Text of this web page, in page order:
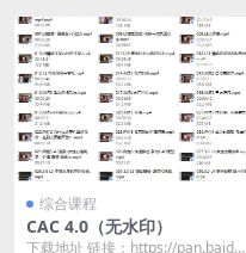
综合课程
CAC 4.0（无水印）
下载地址 链接：https://pan.baidu.